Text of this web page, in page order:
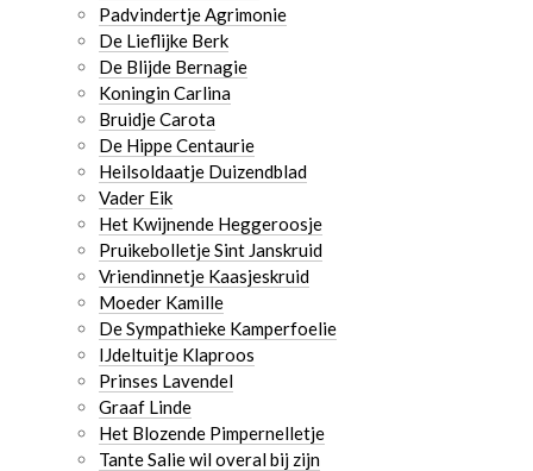
Padvindertje Agrimonie
De Lieflijke Berk
De Blijde Bernagie
Koningin Carlina
Bruidje Carota
De Hippe Centaurie
Heilsoldaatje Duizendblad
Vader Eik
Het Kwijnende Heggeroosje
Pruikebolletje Sint Janskruid
Vriendinnetje Kaasjeskruid
Moeder Kamille
De Sympathieke Kamperfoelie
IJdeltuitje Klaproos
Prinses Lavendel
Graaf Linde
Het Blozende Pimpernelletje
Tante Salie wil overal bij zijn